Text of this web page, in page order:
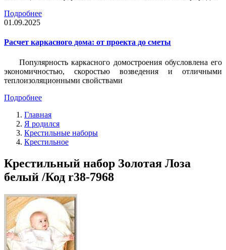
Подробнее
01.09.2025
Расчет каркасного дома: от проекта до сметы
Популярность каркасного домостроения обусловлена его
экономичностью, скоростью возведения и отличными
теплоизоляционными свойствами
Подробнее
Главная
Я родился
Крестильные наборы
Крестильное
Крестильный набор Золотая Лоза
белый /Код r38-7968